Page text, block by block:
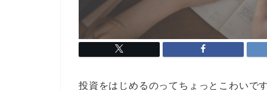
投資をはじめるのってちょっとこわいで